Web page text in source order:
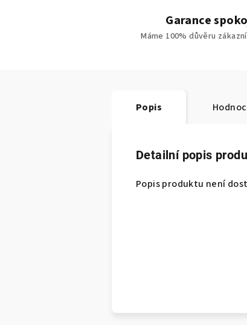
Garance
Máme 100% důvěru
Popis
Detailní popis
Popis produktu není